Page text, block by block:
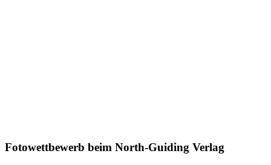
Fotowettbewerb beim North-Guiding Verlag